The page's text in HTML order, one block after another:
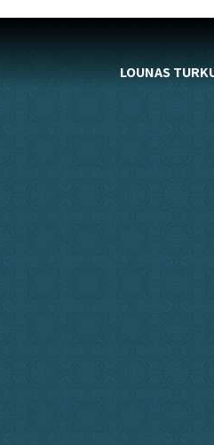
LOUNAS